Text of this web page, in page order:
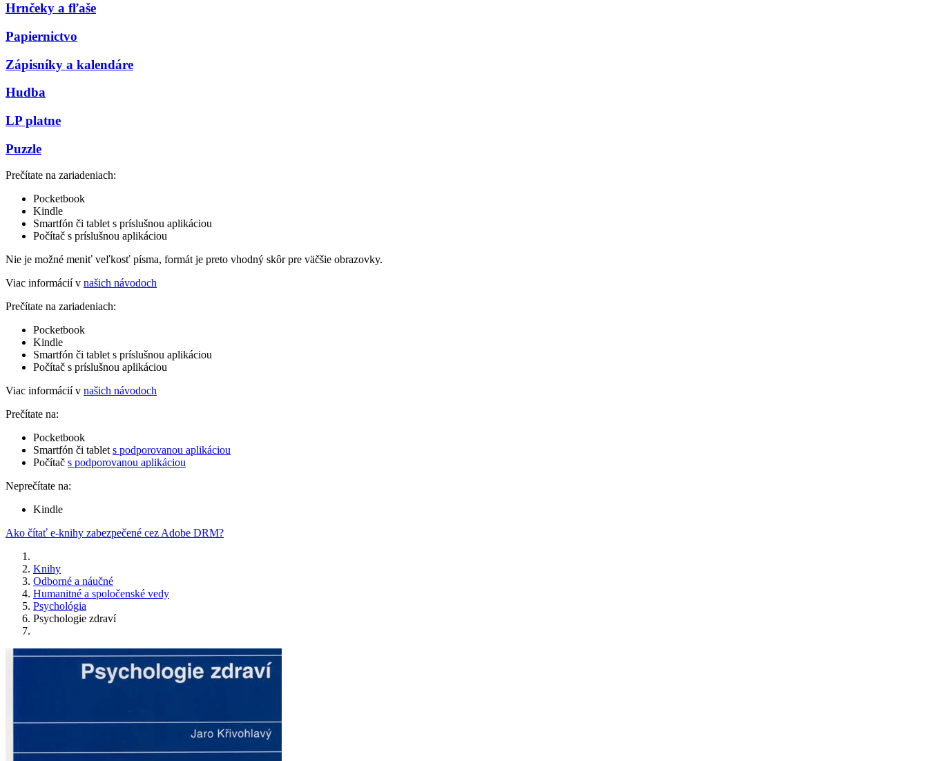
Hrnčeky a fľaše
Papiernictvo
Zápisníky a kalendáre
Hudba
LP platne
Puzzle
Prečítate na zariadeniach:
Pocketbook
Kindle
Smartfón či tablet s príslušnou aplikáciou
Počítač s príslušnou aplikáciou
Nie je možné meniť veľkosť písma, formát je preto vhodný skôr pre väčšie obrazovky.
Viac informácií v našich návodoch
Prečítate na zariadeniach:
Pocketbook
Kindle
Smartfón či tablet s príslušnou aplikáciou
Počítač s príslušnou aplikáciou
Viac informácií v našich návodoch
Prečítate na:
Pocketbook
Smartfón či tablet s podporovanou aplikáciou
Počítač s podporovanou aplikáciou
Neprečítate na:
Kindle
Ako čítať e-knihy zabezpečené cez Adobe DRM?
Knihy
Odborné a náučné
Humanitné a spoločenské vedy
Psychológia
Psychologie zdraví